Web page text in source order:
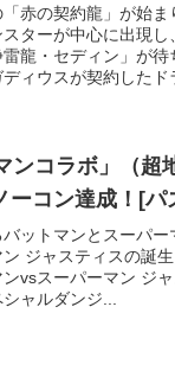
赤の契約龍」が始ま
ターが中心に出現し
龍・セディン」が待
ィウスが契約したド
コラボ」（超
ーコン達成！[パ
ットマンとスーパー
ジャスティスの誕
vsスーパーマン ジ
ャルダンジ...